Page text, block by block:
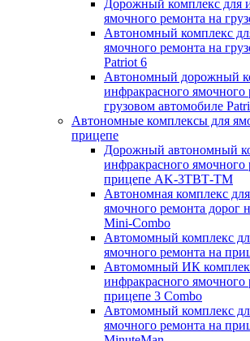
Дорожный комплекс для
ямочного ремонта на
Автономный комплекс
ямочного ремонта на
Patriot 6
Автономный дорожный
инфракрасного ямочного
грузовом автомобиле
Автономные комплексы для
прицепе
Дорожный автономный
инфракрасного ямочного
прицепе AK-3ТВТ-ТМ
Автономная комплекс
ямочного ремонта дорог
Mini-Combo
Автомомный комплекс
ямочного ремонта на
Автомомный ИК
инфракрасного ямочного
прицепе 3 Combo
Автомомный комплекс
ямочного ремонта на